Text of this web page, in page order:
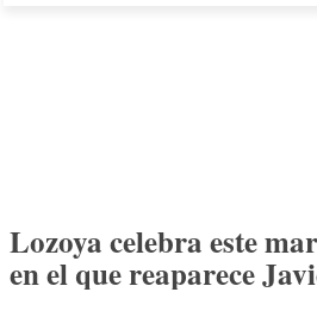
Lozoya celebra este
en el que reaparece